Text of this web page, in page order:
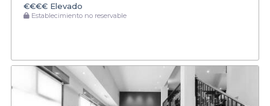
€€€€ Elevado
Establecimiento no reservable